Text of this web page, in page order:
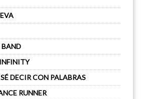
DECIR CON PALABRAS
RUNNER